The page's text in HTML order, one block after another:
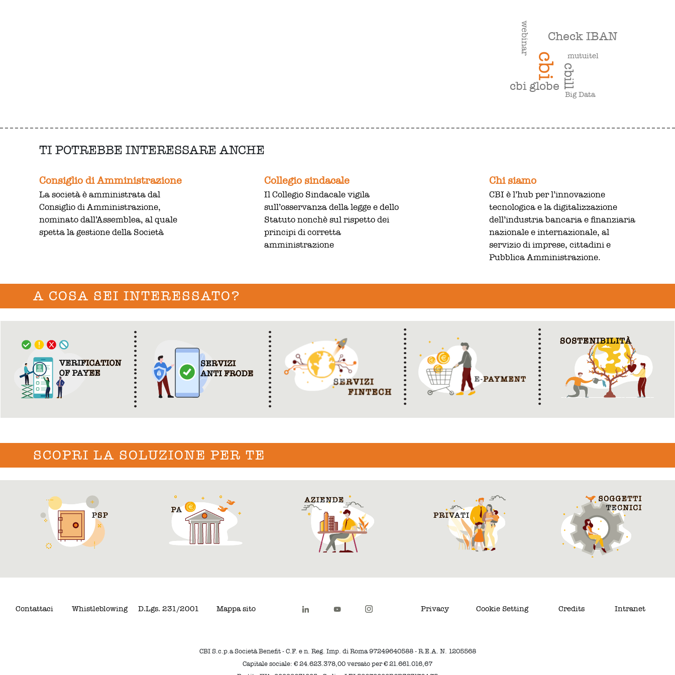
cbi cbill
cbi globe
Check IBAN
webinar
mutuitel
Big Data
TI POTREBBE INTERESSARE ANCHE
Consiglio di Amministrazione
La società è amministrata dal
Consiglio di Amministrazione,
nominato dall’Assemblea, al quale
spetta la gestione della Società
Collegio sindacale
Il Collegio Sindacale vigila
sull’osservanza della legge e dello
Statuto nonchè sul rispetto dei
principi di corretta
amministrazione
Chi siamo
CBI è l’hub per l’innovazione
tecnologica e la digitalizzazione
dell’industria bancaria e finanziaria
nazionale e internazionale, al
servizio di imprese, cittadini e
Pubblica Amministrazione.
A COSA SEI INTERESSATO?
SCOPRI LA SOLUZIONE PER TE
Contattaci Whistleblowing D.Lgs. 231/2001 Mappa sito Privacy Cookie Setting Credits Intranet
CBI S.c.p.a Società Benefit - C.F. e n. Reg. Imp. di Roma 97249640588 - R.E.A. N. 1205568
Capitale sociale: € 24.623.378,00 versato per € 21.661.016,67